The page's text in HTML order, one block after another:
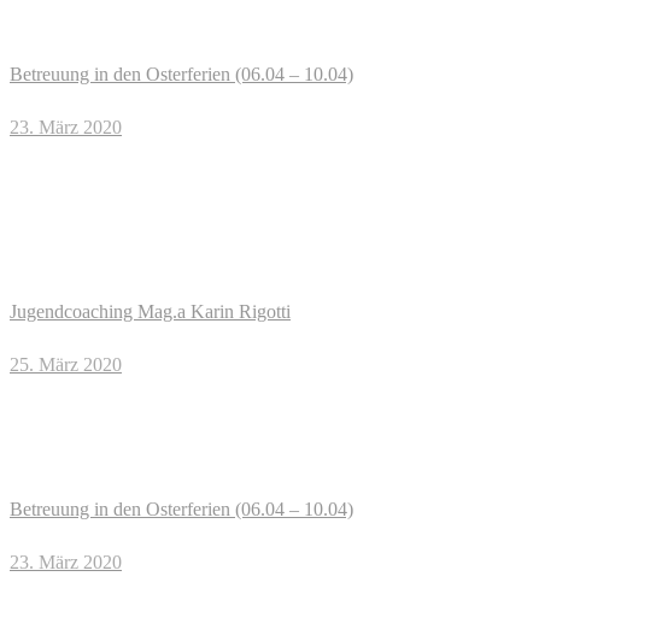
Betreuung in den Osterferien (06.04 – 10.04)
23. März 2020
Jugendcoaching Mag.a Karin Rigotti
25. März 2020
Betreuung in den Osterferien (06.04 – 10.04)
23. März 2020